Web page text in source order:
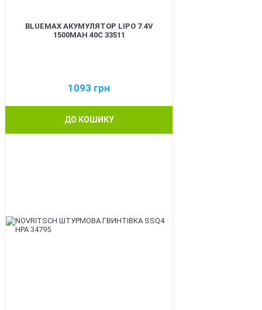
BLUEMAX АКУМУЛЯТОР LIPO 7.4V
1500MAH 40C 33511
1093 грн
ДО КОШИКУ